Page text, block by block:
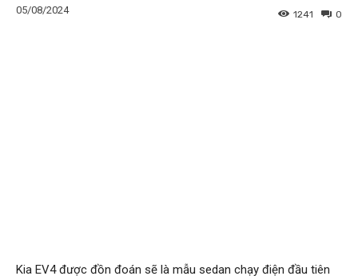
05/08/2024 0
1241
Kia EV4 được đồn đoán sẽ là mẫu sedan chạy điện đầu tiên